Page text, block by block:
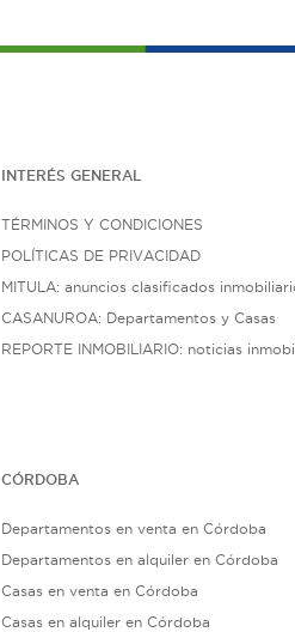
INTERÉS GENERAL
TÉRMINOS Y CONDICIONES
POLÍTICAS DE PRIVACIDAD
MITULA: anuncios clasificados
CASANUROA: Departamentos y Casas
REPORTE INMOBILIARIO: noticias
CÓRDOBA
Departamentos en venta en Córdoba
Departamentos en alquiler en Córdoba
Casas en venta en Córdoba
Casas en alquiler en Córdoba